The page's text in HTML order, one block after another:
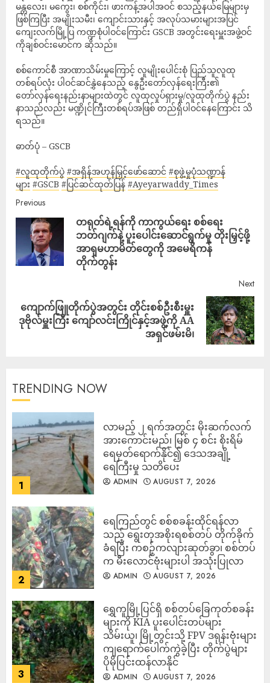
မန္တလေး၊ မကွေး၊ စစ်ကိုင်း၊ ဖားကန့်အပါအဝင် စသည့်နယ်မြေများမှ
ဖြစ်ကြပြီး အမျိုးသမီး၊ ကျောင်းသားနှင့် အလုပ်သမားများအပြင်
ကျေးလက်မြို့ပြ ကဏ္ဍစုံပါဝင်ကြောင်း GSCB အတွင်းရေးမှူးအဖွဲ့ဝင်
ကိုချစ်ဝင်းမောင်က ဆိုသည်။
စစ်ကောင်စီ အာဏာသိမ်းမှုကြောင့် လူမျိုးပေါင်းစုံ ပြည်သူလူထု
တစ်ရပ်လုံး ပါဝင်ဆင်နွှဲနေသည့် နွေဦးတော်လှန်ရေးကြီး၏
တော်လှန်ရေးနည်းနာများထဲတွင် လူထုလှုပ်ရှားမှု/လူထုတိုက်ပွဲ နည်း
နာသည်လည်း မဏ္ဍိုင်ကြီးတစ်ရပ်အဖြစ် တည်ရှိပါဝင်နေကြောင်း သိ
ရသည်။
ဓာတ်ပုံ – GSCB
#လူထုတိုက်ပွဲ #အရှိန်အဟုန်မြှင့်ဖော်ဆောင် #စုဖွဲ့မှုပုံသဏ္ဍာန်
များ #GSCB #ပြင်ဆင်ထုတ်ပြန် #Ayeyarwaddy_Times
Previous
တရုတ်ရဲ့ရန်ကို ကာကွယ်ရေး စစ်ရေး
ဘတ်ဂျက်နဲ့ ပူးပေါင်းဆောင်ရွက်မှု တိုးမြှင့်ဖို့
အာရှမဟာမိတ်တွေကို အမေရိကန်
တိုက်တွန်း
Next
ကျောက်ဖြူတိုက်ပွဲအတွင်း တိုင်းစစ်ဦးစီးမှူး
ဒုဗိုလ်မှူးကြီး ကျော်လင်းကြိုင်နှင့်အဖွဲ့ကို AA
အရှင်ဖမ်းမိ၊
TRENDING NOW
1
လာမည့် ၂ ရက်အတွင်း မိုးဆက်လက်
အားကောင်းမည်၊ မြစ် ၄ စင်း စိုးရိမ်
ရေမှတ်ရောက်နိုင်၍ ဒေသအချို့
ရေကြီးမှု သတိပေး
ADMIN AUGUST 7, 2026
2
ရေကြည်တွင် စစ်စခန်းထိုင်ရန်လာ
သည့် ရွေးတုအစိုးရစစ်တပ် တိုက်ခိုက်
ခံရပြီး ကစဉ့်ကလျားဆုတ်ခွာ၊ စစ်တပ်
က မီးလောင်ဗုံးများပါ အသုံးပြုလာ
ADMIN AUGUST 7, 2026
3
‎ရွှေကူမြို့ပြင်ရှိ စစ်တပ်ခြေကုတ်စခန်း
များကို KIA ပူးပေါင်းတပ်များ
သိမ်းယူ၊ မြို့တွင်းသို့ FPV ဒရုန်းဗုံးများ
ကျရောက်ပေါက်ကွဲခဲ့ပြီး တိုက်ပွဲများ
ပိုမိုပြင်းထန်လာနိုင်
ADMIN AUGUST 7, 2026